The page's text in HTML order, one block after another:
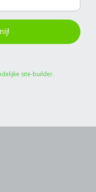
site-builder.